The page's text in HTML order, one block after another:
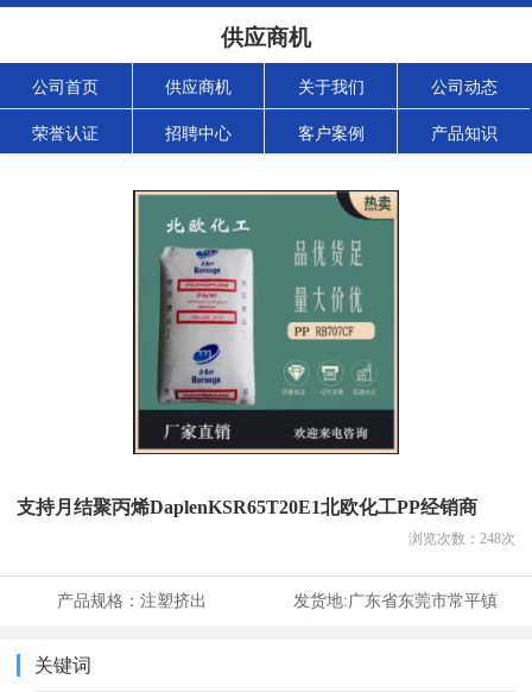
供应商机
公司首页 供应商机 关于我们 公司动态
荣誉认证 招聘中心 客户案例 产品知识
支持月结聚丙烯DaplenKSR65T20E1北欧化工PP经销商
浏览次数： 248次
产品规格： 注塑挤出 发货地:广东省东莞市常平镇
关键词